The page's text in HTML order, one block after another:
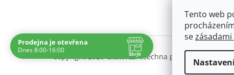
Tento web
se
Copyright 2026Cíčko.cz. Všechna práva vyhrazena.
Prodejna je otevřena
Dnes 8:00-16:00
Skrýt